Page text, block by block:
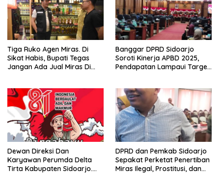
Tiga Ruko Agen Miras. Di
Sikat Habis, Bupati Tegas
Jangan Ada Jual Miras Di
Banggar DPRD Sidoarjo
Soroti Kinerja APBD 2025,
Pendapatan Lampaui Target
Dewan Direksi Dan
Karyawan Perumda Delta
Tirta Kabupaten Sidoarjo.
DPRD dan Pemkab Sidoarjo
Sepakat Perketat Penertiban
Miras Ilegal, Prostitusi, dan